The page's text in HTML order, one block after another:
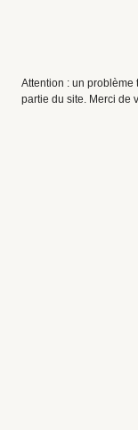
Attention : un problème
partie du site. Merci de